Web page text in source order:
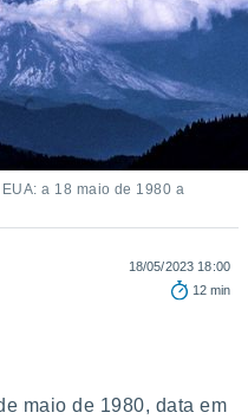
a 18 maio de 1980 a
18/05/2023 18:00
12 min
maio de 1980, data em